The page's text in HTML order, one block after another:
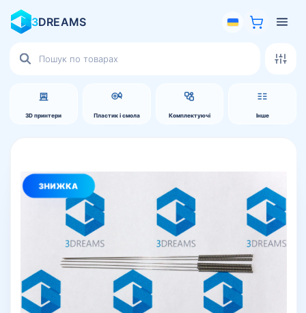
3DREAMS
3D принтери Пластик і смола Комплектуючі Інше
товарів